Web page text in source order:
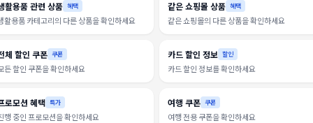
활용품 관련 상품 혜택
활용품 카테고리의 다른 상품을 확인하세요
같은 쇼핑몰 상품 혜택
같은 쇼핑몰의 다른 상품을 확인하세요
체 할인 쿠폰 쿠폰
든 할인 쿠폰을 확인하세요
카드 할인 정보 할인
카드 할인 정보를 확인하세요
로모션 혜택 특가
행 중인 프로모션을 확인하세요
여행 쿠폰 쿠폰
여행 전용 쿠폰을 확인하세요